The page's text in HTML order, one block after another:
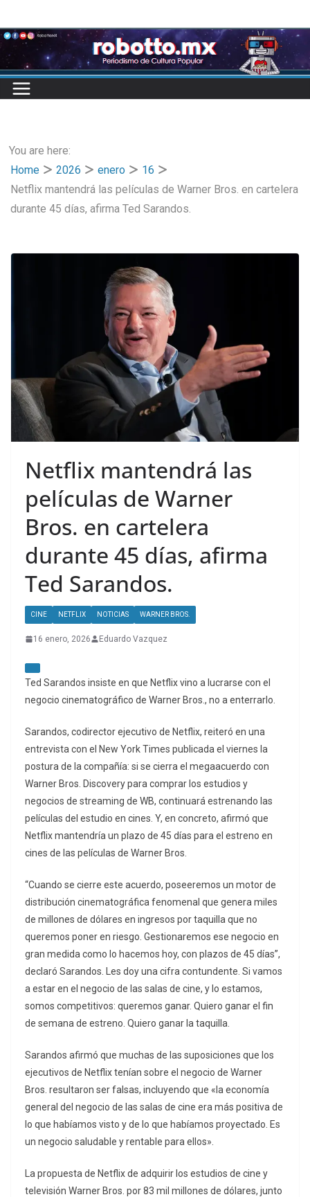
to
content
You are here:
Home
2026 enero
16
Netflix mantendrá las películas de Warner Bros. en cartelera
durante 45 días, afirma Ted Sarandos.
Netflix mantendrá las
películas de Warner
Bros. en cartelera
durante 45 días, afirma
Ted Sarandos.
CINE NETFLIX NOTICIAS WARNER BROS.
16 enero, 2026 Eduardo Vazquez
Ted Sarandos insiste en que Netflix vino a lucrarse con el
negocio cinematográfico de Warner Bros., no a enterrarlo.
Sarandos, codirector ejecutivo de Netflix, reiteró en una
entrevista con el New York Times publicada el viernes la
postura de la compañía: si se cierra el megaacuerdo con
Warner Bros. Discovery para comprar los estudios y
negocios de streaming de WB, continuará estrenando las
películas del estudio en cines. Y, en concreto, afirmó que
Netflix mantendría un plazo de 45 días para el estreno en
cines de las películas de Warner Bros.
“Cuando se cierre este acuerdo, poseeremos un motor de
distribución cinematográfica fenomenal que genera miles
de millones de dólares en ingresos por taquilla que no
queremos poner en riesgo. Gestionaremos ese negocio en
gran medida como lo hacemos hoy, con plazos de 45 días”,
declaró Sarandos. Les doy una cifra contundente. Si vamos
a estar en el negocio de las salas de cine, y lo estamos,
somos competitivos: queremos ganar. Quiero ganar el fin
de semana de estreno. Quiero ganar la taquilla.
Sarandos afirmó que muchas de las suposiciones que los
ejecutivos de Netflix tenían sobre el negocio de Warner
Bros. resultaron ser falsas, incluyendo que «la economía
general del negocio de las salas de cine era más positiva de
lo que habíamos visto y de lo que habíamos proyectado. Es
un negocio saludable y rentable para ellos».
La propuesta de Netflix de adquirir los estudios de cine y
televisión Warner Bros. por 83 mil millones de dólares, junto